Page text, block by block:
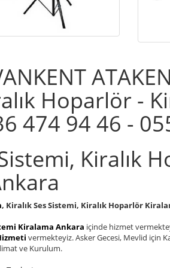
Hoparlör -
474 94 46 -
Kiralık
, Kiralık Ses Sistemi, Kiralık Hoparlör
Kiralama Ankara içinde hizmet
vermekteyiz. Asker Gecesi, Mevlid için
ve Kurulum.